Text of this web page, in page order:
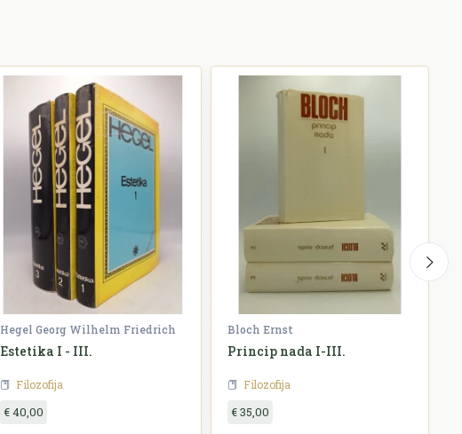
Hegel Georg Wilhelm Friedrich
Estetika I - III.
Filozofija
€ 40,00
Bloch Ernst
Princip nada I-III.
Filozofija
€ 35,00